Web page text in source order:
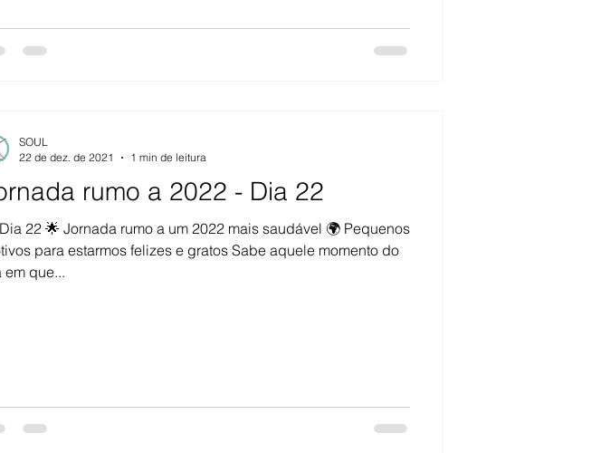
rumo a 2022 - Dia 22
22 🌟 Jornada rumo a um 2022 mais saudável 🌍 Pequenos
para estarmos felizes e gratos Sabe aquele momento do
em que...
SOUL
22 de dez. de 2021
1 min de leitura